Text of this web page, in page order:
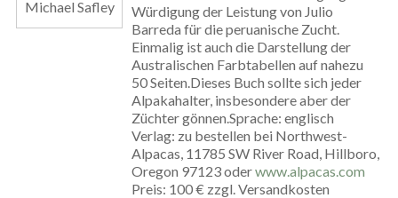
Michael Safley
Würdigung der Leistung von Julio
Barreda für die peruanische Zucht.
Einmalig ist auch die Darstellung der
Australischen Farbtabellen auf nahezu
50 Seiten.Dieses Buch sollte sich jeder
Alpakahalter, insbesondere aber der
Züchter gönnen.Sprache: englisch
Verlag: zu bestellen bei Northwest-
Alpacas, 11785 SW River Road, Hillboro,
Oregon 97123 oderwww.alpacas.com
Preis: 100 € zzgl. Versandkosten